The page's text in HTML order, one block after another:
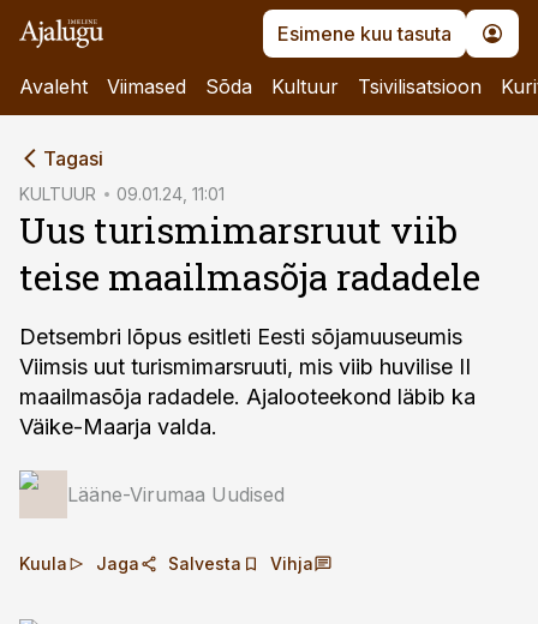
Esimene kuu tasuta
Avaleht Viimased Sõda Kultuur Tsivilisatsioon
Tagasi
KULTUUR 09.01.24, 11:01
Uus turismimarsruut viib
teise maailmasõja radadele
Detsembri lõpus esitleti Eesti sõjamuuseumis
Viimsis uut turismimarsruuti, mis viib huvilise II
maailmasõja radadele. Ajalooteekond läbib ka
Väike-Maarja valda.
Lääne-Virumaa Uudised
Kuula Jaga Salvesta Vihja